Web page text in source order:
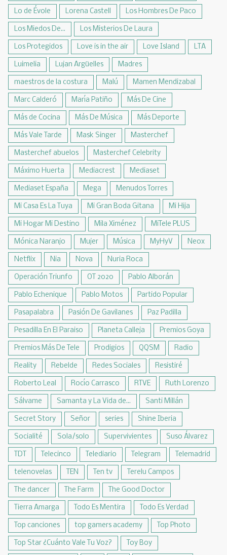
Lo de Évole Lorena Castell Los Hombres De Paco
Los Miedos De... Los Misterios De Laura
Los Protegidos Love is in the air Love Island LTA
Luimelia Lujan Argüelles Madres
maestros de la costura Malú Mamen Mendizabal
Marc Calderó María Patiño Más De Cine
Más de Cocina Más De Música Más Deporte
Más Vale Tarde Mask Singer Masterchef
Masterchef abuelos Masterchef Celebrity
Máximo Huerta Mediacrest Mediaset
Mediaset España Mega Menudos Torres
Mi Casa Es La Tuya Mi Gran Boda Gitana Mi Hija
Mi Hogar Mi Destino Mila Ximénez MiTele PLUS
Mónica Naranjo Mujer Música MyHyV Neox
Netflix Nia Nova Nuria Roca
Operación Triunfo OT 2020 Pablo Alborán
Pablo Echenique Pablo Motos Partido Popular
Pasapalabra Pasión De Gavilanes Paz Padilla
Pesadilla En El Paraiso Planeta Calleja Premios Goya
Premios Más De Tele Prodigios QQSM Radio
Reality Rebelde Redes Sociales Resistiré
Roberto Leal Rocío Carrasco RTVE Ruth Lorenzo
Sálvame Samanta y La Vida de... Santi Millán
Secret Story Señor series Shine Iberia
Socialité Sola/solo Supervivientes Suso Álvarez
TDT Telecinco Telediario Telegram Telemadrid
telenovelas TEN Ten tv Terelu Campos
The dancer The Farm The Good Doctor
Tierra Amarga Todo Es Mentira Todo Es Verdad
Top canciones top gamers academy Top Photo
Top Star ¿Cuánto Vale Tu Voz? Toy Boy